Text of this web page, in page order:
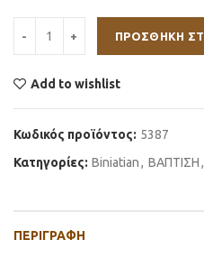
ΠΡΟΣΘΉΚΗ
Add to wishlist
Κωδικός προϊόντος: 5387
Κατηγορίες: Βiniatian, ΒΑΠΤΙΣΗ,
ΠΕΡΙΓΡΑΦΉ